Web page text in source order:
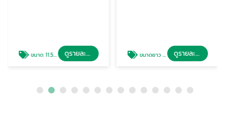
ขนาด 11.5 cm ดูรายละเอียด ขนาดยาว 6m สูง 5cm ดูรายละเอียด